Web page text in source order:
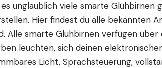
es unglaublich viele smarte
Hier findest du alle bekannten
Alle smarte Glühbirnen verfügen
leuchten, sich deinen
Licht, Sprachsteuerung,